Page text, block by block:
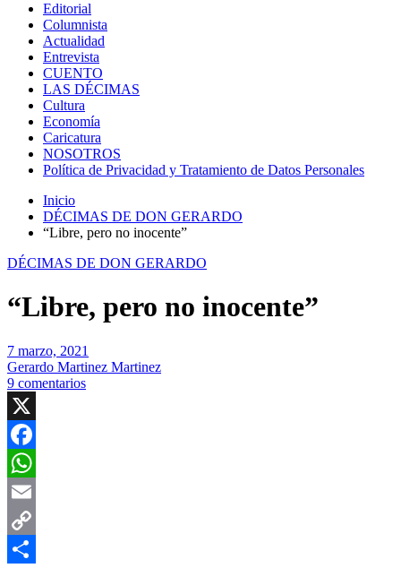
Editorial
Columnista
Actualidad
Entrevista
CUENTO
LAS DÉCIMAS
Cultura
Economía
Caricatura
NOSOTROS
Política de Privacidad y Tratamiento de Datos Personales
Inicio
DÉCIMAS DE DON GERARDO
“Libre, pero no inocente”
DÉCIMAS DE DON GERARDO
“Libre, pero no inocente”
7 marzo, 2021
Gerardo Martinez Martinez
9 comentarios
X
Facebook
WhatsApp
Email
Copy